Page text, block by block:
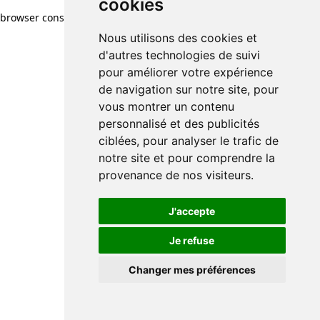
cookies
Nous utilisons des cookies et
d'autres technologies de suivi
pour améliorer votre expérience
de navigation sur notre site, pour
vous montrer un contenu
personnalisé et des publicités
ciblées, pour analyser le trafic de
notre site et pour comprendre la
provenance de nos visiteurs.
J'accepte
Je refuse
Changer mes préférences
browser console for more information)